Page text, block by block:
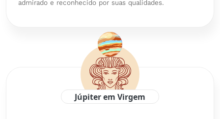
admirado e reconhecido por suas qualidades.
Júpiter em Virgem